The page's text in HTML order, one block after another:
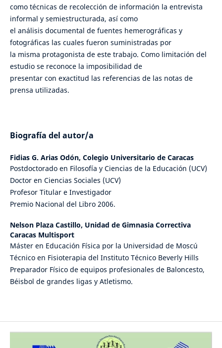
como técnicas de recolección de información la entrevista
informal y semiestructurada, así como
el análisis documental de fuentes hemerográficas y
fotográficas las cuales fueron suministradas por
la misma protagonista de este trabajo. Como limitación del
estudio se reconoce la imposibilidad de
presentar con exactitud las referencias de las notas de
prensa utilizadas.
Biografía del autor/a
Fidias G. Arias Odón, Colegio Universitario de Caracas
Postdoctorado en Filosofía y Ciencias de la Educación (UCV)
Doctor en Ciencias Sociales (UCV)
Profesor Titular e Investigador
Premio Nacional del Libro 2006.
Nelson Plaza Castillo, Unidad de Gimnasia Correctiva
Caracas Multisport
Máster en Educación Física por la Universidad de Moscú
Técnico en Fisioterapia del Instituto Técnico Beverly Hills
Preparador Físico de equipos profesionales de Baloncesto,
Béisbol de grandes ligas y Atletismo.